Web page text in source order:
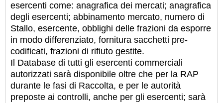
esercenti come: anagrafica dei mercati; anagrafica
degli esercenti; abbinamento mercato, numero di
Stallo, esercente, obblighi delle frazioni da esporre
in modo differenziato, fornitura sacchetti pre-
codificati, frazioni di rifiuto gestite.
Il Database di tutti gli esercenti commerciali
autorizzati sarà disponibile oltre che per la RAP
durante le fasi di Raccolta, e per le autorità
preposte ai controlli, anche per gli esercenti; sarà